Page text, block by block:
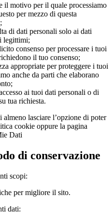
il motivo per il quale processiamo
per mezzo di questa
di dati personali solo ai dati
legittimi;
consenso per processare i tuoi
il tuo consenso;
appropriate per proteggere i tuoi
anche da parti che elaborano
ai tuoi dati personali o di
tua richiesta.
almeno lasciare l’opzione di poter
cookie oppure la pagina
Dati
di conservazione
scopi:
per migliore il sito.
dati: